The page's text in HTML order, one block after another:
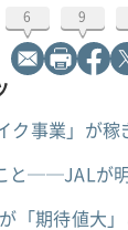
6 9
事業」が稼
と──JALが
「期待値大